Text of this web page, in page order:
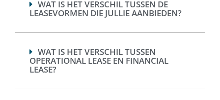
WAT IS HET VERSCHIL TUSSEN DE
LEASEVORMEN DIE JULLIE AANBIEDEN?
WAT IS HET VERSCHIL TUSSEN
OPERATIONAL LEASE EN FINANCIAL
LEASE?